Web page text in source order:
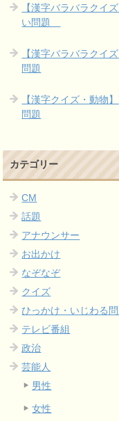
【漢字バラバラクイ
い問題
【漢字バラバラクイ
問題
【漢字クイズ・動物
問題
カテゴリー
CM
話題
アナウンサー
お出かけ
なぞなぞ
クイズ
ひっかけ・いじわる問
テレビ番組
政治
芸能人
男性
女性